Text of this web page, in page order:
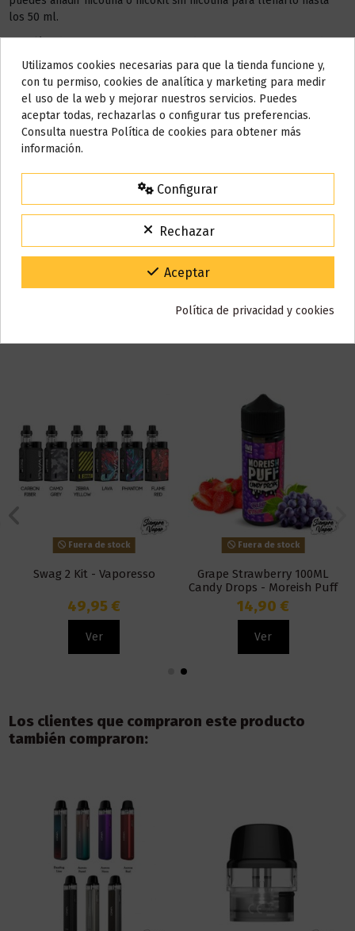
los 50 ml.
Este líquido no contiene nicotina, si deseas a conseguir 3 mg de
nicotina debes añadir 1 NICOKITde 10 ml con 20 mg de
nicotina/ml.
AÑADIR NICOKIT DE 3 MG
Detalles del producto
Reseñas (0)
Fuera de stock
Swag 2 Kit - Vaporesso
49,95 €
Ver
Fuera de stock
Grape Strawberry 100ML
Candy Drops - Moreish Puff
14,90 €
Ver
Los clientes que compraron este producto
también compraron:
Do not show again.
AVISO IMPORTANTE
Nos tomamos unos días
15% de descuento
Código:VACACIONES15
Gracias por tu paciencia y por seguir confiando en nosotros.
Utilizamos cookies necesarias para que la tienda funcione y,
con tu permiso, cookies de analítica y marketing para medir
el uso de la web y mejorar nuestros servicios. Puedes
aceptar todas, rechazarlas o configurar tus preferencias.
Consulta nuestra Política de cookies para obtener más
información.
Configurar
Rechazar
Aceptar
Política de privacidad y cookies